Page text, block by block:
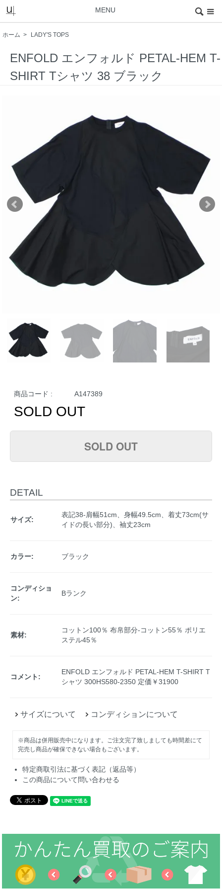
MENU
ホーム > LADY'S TOPS
ENFOLD エンフォルド PETAL-HEM T-
SHIRT Tシャツ 38 ブラック
商品コード : A147389
SOLD OUT
SOLD OUT
DETAIL
サイズ:
表記38-肩幅51cm、身幅49.5cm、着丈73cm(サ
イドの長い部分)、袖丈23cm
カラー: ブラック
コンディショ
ン:
Bランク
素材:
コットン100％ 布帛部分-コットン55％ ポリエ
ステル45％
コメント:
ENFOLD エンフォルド PETAL-HEM T-SHIRT T
シャツ 300HS580-2350 定価￥31900
サイズについて コンディションについて
※商品は併用販売中になります。ご注文完了致しましても時間差にて
完売し商品が確保できない場合もございます。
特定商取引法に基づく表記（返品等）
この商品について問い合わせる